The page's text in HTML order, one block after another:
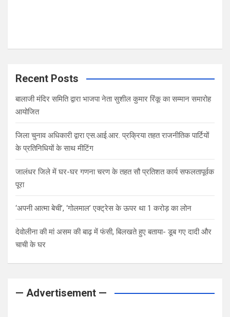
Recent Posts
बालाजी मंदिर समिति द्वारा भाजपा नेता सुशील कुमार रिंकू का सम्मान समारोह
आयोजित
जिला चुनाव अधिकारी द्वारा एस.आई.आर. प्रक्रिया तहत राजनीतिक पार्टियों
के प्रतिनिधियों के साथ मीटिंग
जालंधर जिले में घर-घर गणना चरण के तहत सौ प्रतिशत कार्य सफलतापूर्वक
पूरा
‘अपनी आत्मा बेची’, ‘गोलमाल’ एक्ट्रेस के ऊपर था 1 करोड़ का लोन
देवोलीना की मां असम की बाढ़ में फंसी, बिलखते हुए बताया- डूब गए दादी और
चाची के घर
— Advertisement —